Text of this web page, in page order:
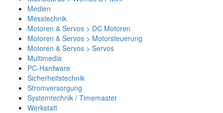
Medien
Messtechnik
Motoren & Servos > DC Motoren
Motoren & Servos > Motorsteuerung
Motoren & Servos > Servos
Multimedia
PC-Hardware
Sicherheitstechnik
Stromversorgung
Systemtechnik / Timemaster
Werkstatt